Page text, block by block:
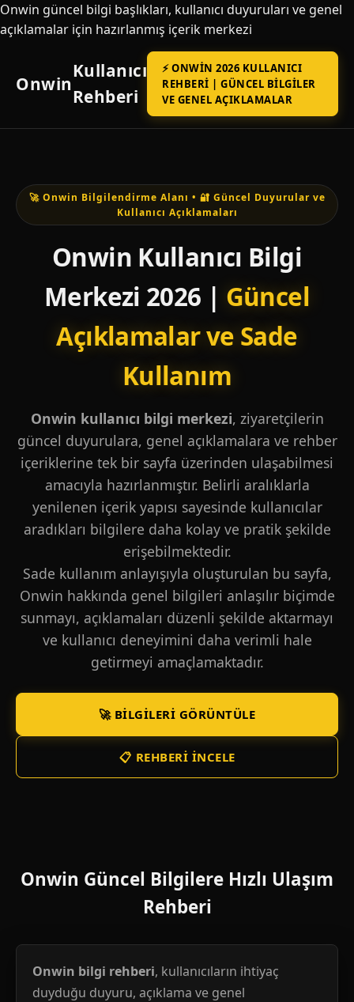
Onwin güncel bilgi başlıkları, kullanıcı duyuruları ve genel
açıklamalar için hazırlanmış içerik merkezi
Onwin
Kullanıcı
Rehberi
⚡ ONWIN 2026 KULLANICI
REHBERI | GÜNCEL BILGILER
VE GENEL AÇIKLAMALAR
🚀 Onwin Bilgilendirme Alanı • 🔐 Güncel Duyurular ve
Kullanıcı Açıklamaları
Onwin Kullanıcı Bilgi
Merkezi 2026 | Güncel
Açıklamalar ve Sade
Kullanım
Onwin kullanıcı bilgi merkezi, ziyaretçilerin
güncel duyurulara, genel açıklamalara ve rehber
içeriklerine tek bir sayfa üzerinden ulaşabilmesi
amacıyla hazırlanmıştır. Belirli aralıklarla
yenilenen içerik yapısı sayesinde kullanıcılar
aradıkları bilgilere daha kolay ve pratik şekilde
erişebilmektedir.
Sade kullanım anlayışıyla oluşturulan bu sayfa,
Onwin hakkında genel bilgileri anlaşılır biçimde
sunmayı, açıklamaları düzenli şekilde aktarmayı
ve kullanıcı deneyimini daha verimli hale
getirmeyi amaçlamaktadır.
🚀 BILGILERI GÖRÜNTÜLE
📋 REHBERI İNCELE
Onwin Güncel Bilgilere Hızlı Ulaşım
Rehberi
Onwin bilgi rehberi, kullanıcıların ihtiyaç
duyduğu duyuru, açıklama ve genel